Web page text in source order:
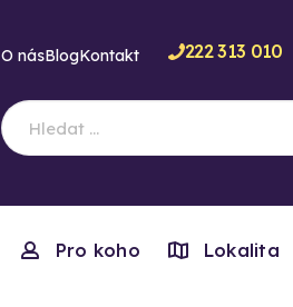
O násBlogKontakt 222 313 010
Pro koho Lokalita